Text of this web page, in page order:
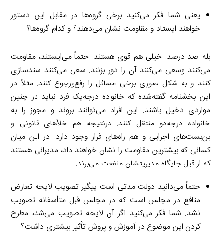
یعنی شما فکر می‌کنید برخی گروه‌ها در مقابل این دستور
خواهند ایستاد و مقاومت نشان می‌دهند؟ و کدام گروه‌ها؟
بله صد درصد. خیلی هم قوی هستند. حتماً می‌ایستند، مقاومت
می‌کنند وسعی می‌کنند آن را دور بزنند. سعی می‌کنند سندسازی
کنند و به شکل صوری برخی مسائل را رفع‌ورجوع کنند. مثلاً در
این بخشنامه گفته‌شده که خانواده درجه‌یک فرد نباید در چنین
مواردی دخیل باشند. این افراد می‌توانند بروند و مجوز را به
خانواده درجه‌دو منتقل کنند. درنتیجه هم خلأهای قانونی و
بن‌بست‌های اجرایی و هم راه‌های فرار وجود دارد. در این میان
کسانی که بیشترین مقاومت را نشان خواهند داد، مدیرانی هستند
که از قبل جایگاه مدیریتشان منفعت می‌برند.
حتماً می‌دانید دولت مدتی است پیگیر تصویب لایحه تعارض
منافع در مجلس است که در مجلس قبل متأسفانه تصویب
نشد. شما فکر می‌کنید اگر آن لایحه تصویب می‌شد، مطرح
کردن این موضوع در آموزش و پروش تأثیر بیشتری داشت؟